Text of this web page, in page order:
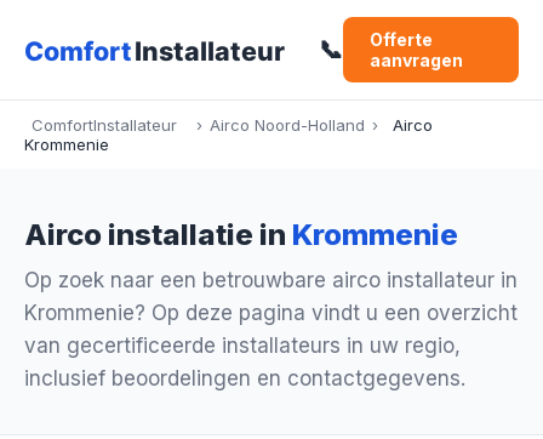
📞
Offerte
aanvragen
ComfortInstallateur › Airco Noord-Holland ›
Airco
Krommenie
Airco installatie in Krommenie
Op zoek naar een betrouwbare airco installateur in
Krommenie? Op deze pagina vindt u een overzicht
van gecertificeerde installateurs in uw regio,
inclusief beoordelingen en contactgegevens.